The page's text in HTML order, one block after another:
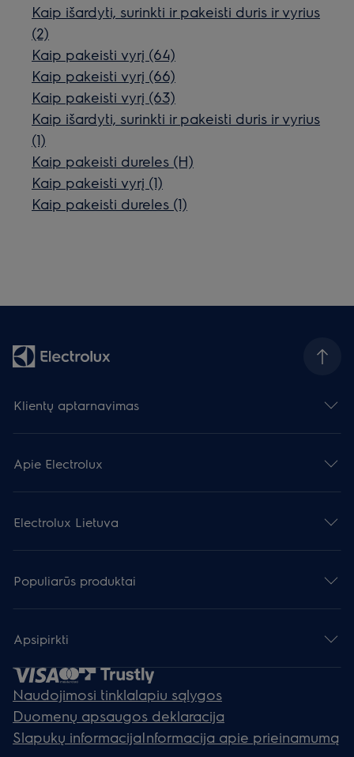
Kaip išardyti, surinkti ir pakeisti duris ir vyrius
(2)
Kaip pakeisti vyrį (64)
Kaip pakeisti vyrį (66)
Kaip pakeisti vyrį (63)
Kaip išardyti, surinkti ir pakeisti duris ir vyrius
(1)
Kaip pakeisti dureles (H)
Kaip pakeisti vyrį (1)
Kaip pakeisti dureles (1)
Klientų aptarnavimas
Apie Electrolux
Electrolux Lietuva
Populiarūs produktai
Apsipirkti
Naudojimosi tinklalapiu sąlygos
Duomenų apsaugos deklaracija
Slapukų informacijaInformacija apie prieinamumą